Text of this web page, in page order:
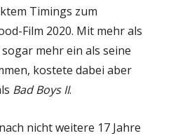
Timings zum
Film 2020. Mit mehr als
mehr ein als seine
kostete dabei aber
Bad Boys II.
nicht weitere 17 Jahre